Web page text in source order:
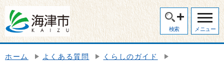
検索 メニュー
ホーム よくある質問
くらしのガイド